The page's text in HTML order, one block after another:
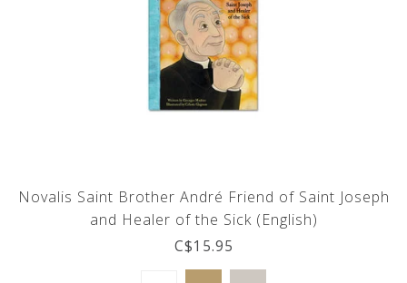
Novalis Saint Brother André Friend of Saint Joseph
and Healer of the Sick (English)
C$15.95